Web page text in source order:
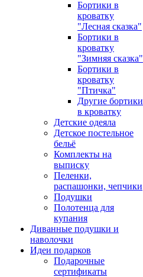
Бортики в
кроватку
"Лесная сказка"
Бортики в
кроватку
"Зимняя сказка"
Бортики в
кроватку
"Птичка"
Другие бортики
в кроватку
Детские одеяла
Детское постельное
бельё
Комплекты на
выписку
Пеленки,
распашонки, чепчики
Подушки
Полотенца для
купания
Диванные подушки и
наволочки
Идеи подарков
Подарочные
сертификаты